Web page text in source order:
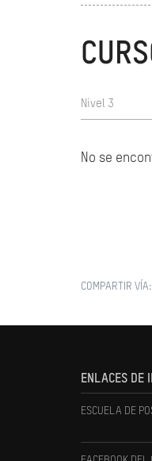
Nivel 3
No se
COMPARTIR VÍA:
ENLACES DE
ESCUELA DE